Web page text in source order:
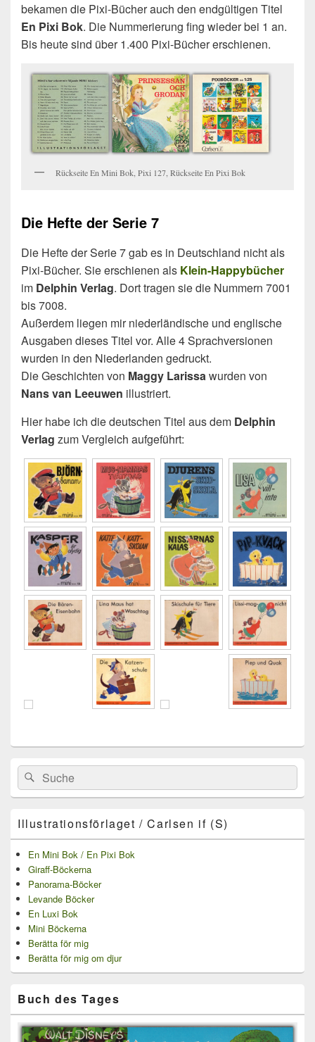
bekamen die Pixi-Bücher auch den endgültigen Titel
En Pixi Bok. Die Nummerierung fing wieder bei 1 an.
Bis heute sind über 1.400 Pixi-Bücher erschienen.
Rückseite En Mini Bok, Pixi 127, Rückseite En Pixi Bok
Die Hefte der Serie 7
Die Hefte der Serie 7 gab es in Deutschland nicht als
Pixi-Bücher. Sie erschienen als Klein-Happybücher
im Delphin Verlag. Dort tragen sie die Nummern 7001
bis 7008.
Außerdem liegen mir niederländische und englische
Ausgaben dieses Titel vor. Alle 4 Sprachversionen
wurden in den Niederlanden gedruckt.
Die Geschichten von Maggy Larissawurden von
Nans van Leeuwen illustriert.
Hier habe ich die deutschen Titel aus dem Delphin
Verlag zum Vergleich aufgeführt:
Primärer
Seitenleisten
Widget-
Bereich
Search
for:
Suche
Illustrationsförlaget / Carlsen if (S)
En Mini Bok / En Pixi Bok
Giraff-Böckerna
Panorama-Böcker
Levande Böcker
En Luxi Bok
Mini Böckerna
Berätta för mig
Berätta för mig om djur
Buch des Tages